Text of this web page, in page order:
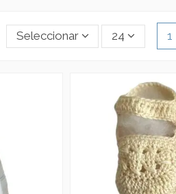
Seleccionar 24 1